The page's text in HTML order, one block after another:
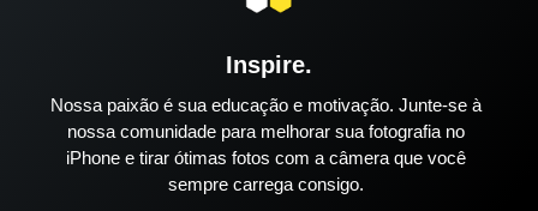
Inspire.
Nossa paixão é sua educação e motivação. Junte-se à
nossa comunidade para melhorar sua fotografia no
iPhone e tirar ótimas fotos com a câmera que você
sempre carrega consigo.